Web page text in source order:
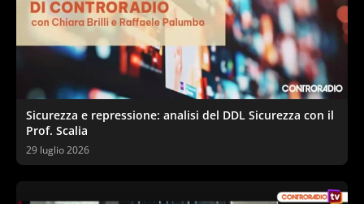
Sicurezza e repressione: analisi del DDL Sicurezza con il
Prof. Scalia
29 luglio 2026